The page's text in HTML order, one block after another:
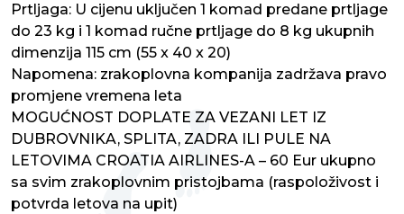
Prtljaga: U cijenu uključen 1 komad predane prtljage
do 23 kg i 1 komad ručne prtljage do 8 kg ukupnih
dimenzija 115 cm (55 x 40 x 20)
Napomena: zrakoplovna kompanija zadržava pravo
promjene vremena leta
MOGUĆNOST DOPLATE ZA VEZANI LET IZ
DUBROVNIKA, SPLITA, ZADRA ILI PULE NA
LETOVIMA CROATIA AIRLINES-A – 60 Eur ukupno
sa svim zrakoplovnim pristojbama (raspoloživost i
potvrda letova na upit)